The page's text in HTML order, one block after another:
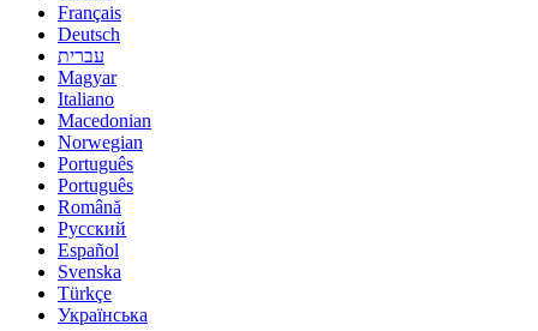
Français
Deutsch
עברית
Magyar
Italiano
Macedonian
Norwegian
Português
Português
Română
Русский
Español
Svenska
Türkçe
Українська